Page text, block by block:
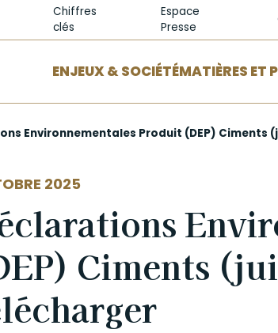
Chiffres
clés
Espace
Presse
ENJEUX & SOCIÉTÉMATIÈRES ET
Environnementales Produit (DEP) Ciments
2025
Ciments